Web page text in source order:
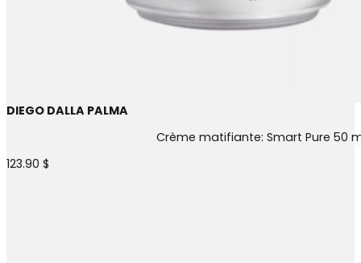
DIEGO DALLA PALMA
Crème matifiante: Smart Pure 50
123.90 $